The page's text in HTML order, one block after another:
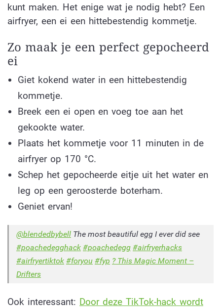
kunt maken. Het enige wat je nodig hebt? Een
airfryer, een ei een hittebestendig kommetje.
Zo maak je een perfect gepocheerd
ei
Giet kokend water in een hittebestendig
kommetje.
Breek een ei open en voeg toe aan het
gekookte water.
Plaats het kommetje voor 11 minuten in de
airfryer op 170 °C.
Schep het gepocheerde eitje uit het water en
leg op een geroosterde boterham.
Geniet ervan!
@blendedbybell The most beautiful egg I ever did see
#poachedegghack #poachedegg #airfryerhacks
#airfryertiktok #foryou #fyp ? This Magic Moment –
Drifters
Ook interessant: Door deze TikTok-hack wordt